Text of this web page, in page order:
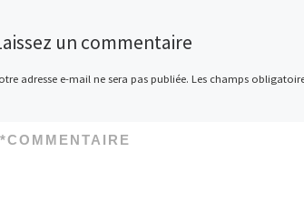
un commentaire
adresse e-mail ne sera pas publiée. Les champs
COMMENTAIRE
*